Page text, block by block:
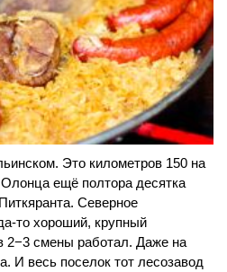
Это километров 150 на
ещё полтора десятка
Северное
то хороший, крупный
2−3 смены работал. Даже на
И весь поселок тот лесозавод